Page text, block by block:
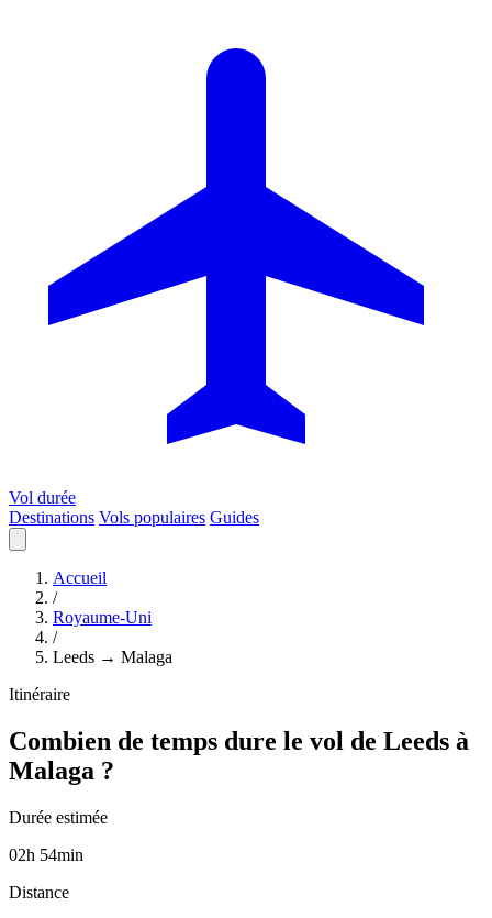
Vol durée
Destinations Vols populaires Guides
Accueil
/
Royaume-Uni
/
Leeds → Malaga
Itinéraire
Combien de temps dure le vol de Leeds à
Malaga ?
Durée estimée
02h 54min
Distance